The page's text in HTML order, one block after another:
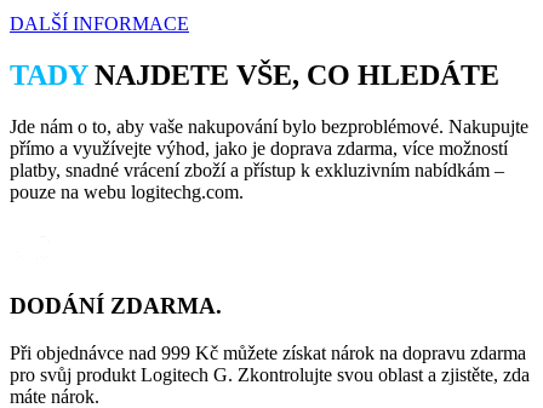
DALŠÍ INFORMACE
TADYNAJDETE VŠE, CO HLEDÁTE
Jde nám o to, aby vaše nakupování bylo bezproblémové. Nakupujte
přímo a využívejte výhod, jako je doprava zdarma, více možností
platby, snadné vrácení zboží a přístup k exkluzivním nabídkám –
pouze na webu logitechg.com.
DODÁNÍ ZDARMA.
Při objednávce nad 999 Kč můžete získat nárok na dopravu zdarma
pro svůj produkt Logitech G. Zkontrolujte svou oblast a zjistěte, zda
máte nárok.